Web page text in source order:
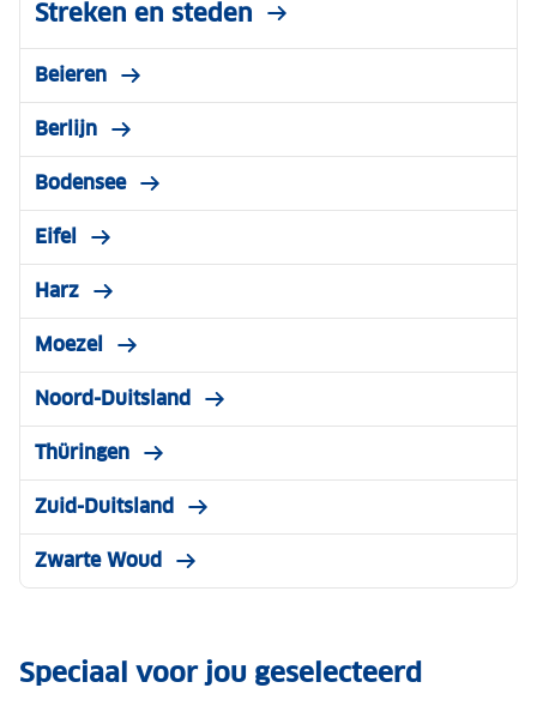
Streken en steden
Beieren
Berlijn
Bodensee
Eifel
Harz
Moezel
Noord-Duitsland
Thüringen
Zuid-Duitsland
Zwarte Woud
Speciaal voor jou geselecteerd